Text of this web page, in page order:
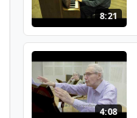
8:21
4:08